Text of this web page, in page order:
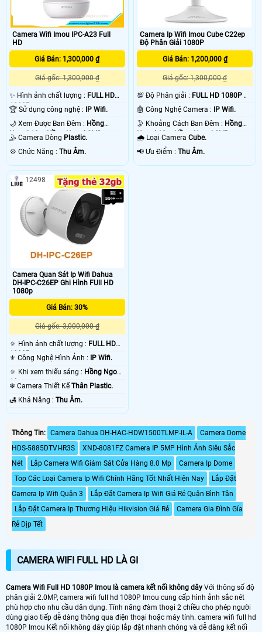
Camera Wifi Imou IPC-A23 Full
HD
Giá Bán: 1,300,000 ₫
Giá gốc: 1,300,000 ₫
✨ Hình ảnh chất lượng : FULL HD
1080P .
🏆 Sử dụng công nghệ :
IP Wifi.
🌙 Xem Được Ban Đêm : Hồng
Ngoại 10m Hồng Ngoại SMD.
🤹 Camera Dòng Plastic.
️💠 Chức Năng : Thu Âm.
Camera Ip Wifi Imou Cube C22ep
Độ Phân Giải 1080P
Giá Bán: 1,200,000 ₫
Giá gốc: 1,300,000 ₫
💯 Độ Phân giải : FULL HD 1080P .
🤖️ Công Nghệ Camera :
IP Wifi.
🌛 Khoảng Cách Ban Đêm : Hồng
Ngoại 10m Hồng Ngoại SMD.
🌧️ Loại CameraCube.
️📢 Ưu Điểm :Thu Âm.
Camera Quan Sát Ip Wifi Dahua
DH-IPC-C26EP Ghi Hình FUll HD
1080p
Giá Bán: 30%
Giá gốc: 3,000,000 ₫
🔅 Hình ảnh chất lượng : FULL HD
1080P .
⚜️ Công Nghệ Hình Ảnh : IP Wifi.
🔅 Khi xem thiếu sáng : Hồng Ngoại
10m .❄ Camera Thiết KếThân Plastic.
️🛃 Khả Năng : Thu Âm.
12498
Thông Tin: Camera Dahua DH-HAC-HDW1500TLMP-IL-A
Camera Dome
HDS-5885DTVI-IR3S
XND-8081FZ Camera IP 5MP Hình Ảnh Siêu Sắc
Nét
Lắp Camera Wifi Giám Sát Cửa Hàng 8.0 Mp
Camera Ip Dome
Top Các Loại Camera Ip Wifi Chính Hãng Tốt Nhất Hiện Nay
Lắp Đặt
Camera Ip Wifi Quận 3
Lắp Đặt Camera Ip Wifi Giá Rẻ Quận Bình Tân
Lắp Đặt Camera Ip Thương Hiệu Hikvision Giá Rẻ
Camera Gia Đình Gía
Rẻ Dịp Tết
CAMERA WIFI FULL HD LÀ GI
Camera Wifi Full HD 1080P Imou là camera kết nối không dây Với thông số độ
phân giải 2.0MP, camera wifi full hd 1080P Imou cung cấp hình ảnh sắc nét
phù hợp cho nhu cầu dân dụng. Tính năng đàm thoại 2 chiều cho phép người
dùng giao tiếp dễ dàng thông qua điện thoại hoặc máy tính. camera wifi full hd
1080P Imou Kết nối không dây giúp lắp đặt nhanh chóng và dễ dàng kết nối